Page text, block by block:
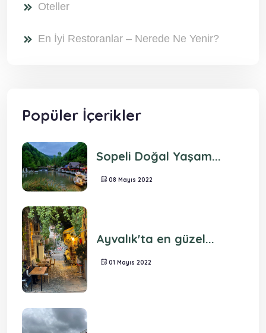
Oteller
En İyi Restoranlar – Nerede Ne Yenir?
Popüler İçerikler
Sopeli Doğal Yaşam...
08 Mayıs 2022
Ayvalık'ta en güzel...
01 Mayıs 2022